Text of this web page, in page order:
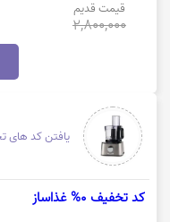
قیمت قدیم
2,800,000
یافتن کد های
کد تخفیف 0% غذاساز